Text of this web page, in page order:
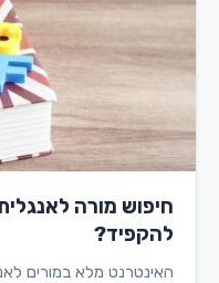
חיפוש מורה
להקפיד?
האינטרנט מלא במורים